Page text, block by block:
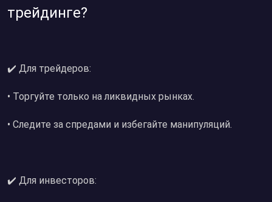
трейдинге?
✔️ Для трейдеров:
• Торгуйте только на ликвидных рынках.
• Следите за спредами и избегайте манипуляций.
✔️ Для инвесторов: